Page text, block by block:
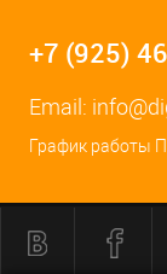
+7 (925)
Email:
График работы